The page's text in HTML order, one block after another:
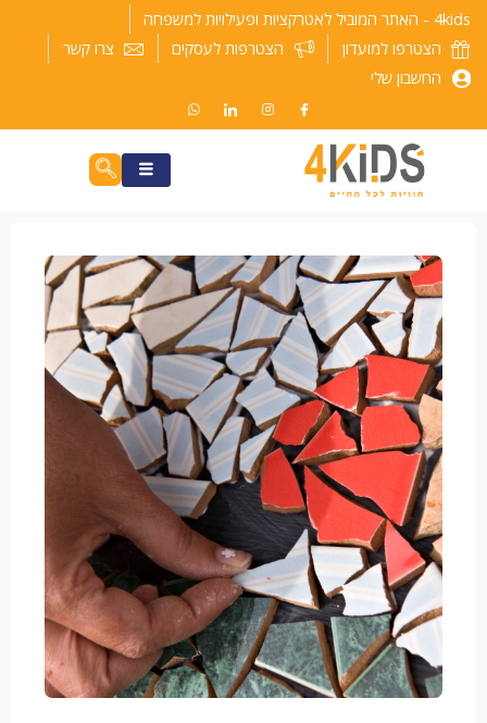
דילוג
לתוכן
4kids - האתר המוביל לאטרקציות ופעילויות למשפחה
הצטרפו למועדון
הצטרפות לעסקים
צרו קשר
החשבון שלי